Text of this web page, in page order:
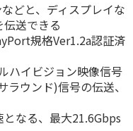
どと、ディスプレイな
送できる
規格Ver1.2a認証済
ハイビジョン映像信号
ウンド)信号の伝送、
なる、最大21.6Gbps